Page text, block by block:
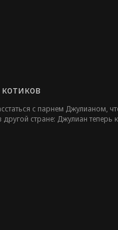
с парнем Джулианом,
другой стране: Джулиан